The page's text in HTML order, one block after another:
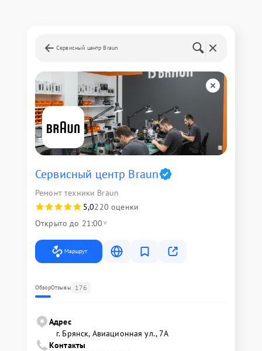
Сервисный центр Braun
Сервисный центр Braun
Ремонт техники Braun
5,0220 оценки
Открыто до 21:00
Маршрут
ОбзорОтзывы 176
Адрес
г. Брянск, Авиационная ул., 7А
Контакты